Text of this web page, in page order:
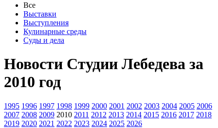
Все
Выставки
Выступления
Кулинарные среды
Суды и дела
Новости Студии Лебедева за
2010 год
1995 1996 1997 1998 1999 2000 2001 2002 2003 2004 2005 2006
2007 2008 2009 2010 2011 2012 2013 2014 2015 2016 2017 2018
2019 2020 2021 2022 2023 2024 2025 2026